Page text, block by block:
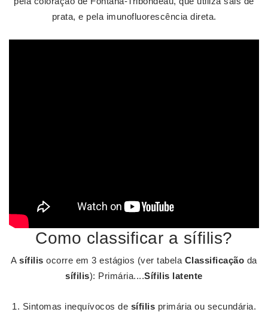
prata, e pela imunofluorescência direta.
Como classificar a sífilis?
Asífilis ocorre em 3 estágios (ver tabela Classificação da
sífilis): Primária....Sífilis latente
Sintomas inequívocos de sífilis primária ou secundária.